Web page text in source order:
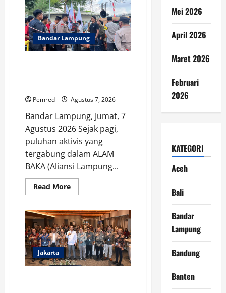
Dampak
Efisiensi
Anggaran:
Transparansi
dan
Kepentingan
Publik
Harus
Bandar Lampung
Pemred Agustus 7, 2026
Bandar Lampung, Jumat, 7
Agustus 2026 Sejak pagi,
puluhan aktivis yang
tergabung dalam ALAM
BAKA (Aliansi Lampung...
Read MoreRead
more
BAKA:
Bongkar
Dugaan
Permainan
Kotor
di
DJBC
Sumbagbar
Jakarta
Mei 2026
April 2026
Maret 2026
Februari
2026
KATEGORI
Aceh
Bali
Bandar
Lampung
Bandung
Banten